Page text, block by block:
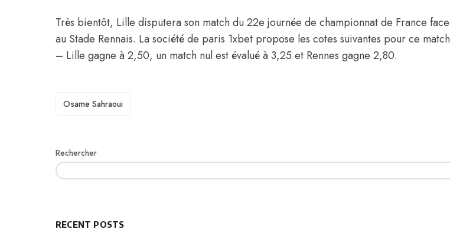
Très bientôt, Lille disputera son match du 22e journée de championnat de France face
au Stade Rennais. La société de paris 1xbet propose les cotes suivantes pour ce match
– Lille gagne à 2,50, un match nul est évalué à 3,25 et Rennes gagne 2,80.
TAGS
Osame Sahraoui
Rechercher
RECENT POSTS